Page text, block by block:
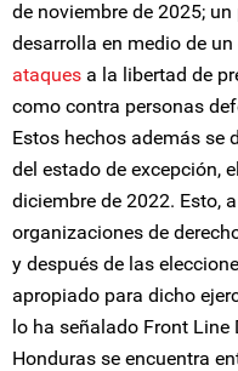
de noviembre de 2025;
desarrolla en medio de
ataques a la libertad de
como contra personas
Estos hechos además se
del estado de excepción,
diciembre de 2022. Esto,
organizaciones de
y después de las
apropiado para dicho
lo ha señalado Front Line
Honduras se encuentra